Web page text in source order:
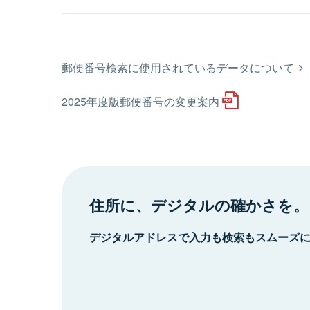
郵便番号検索に使用されているデータについて
2025年度版郵便番号の変更案内
住所に、デジタルの確かさを。
デジタルアドレスで入力も検索もスムーズ